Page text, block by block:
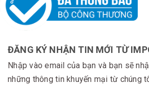
ĐĂNG KÝ NHẬN TIN MỚI TỪ
Nhập vào email của bạn và bạn sẽ
những thông tin khuyến mại từ chúng